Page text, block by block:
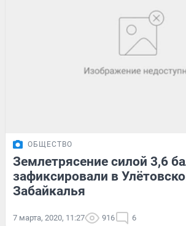
ОБЩЕСТВО
Землетрясение силой 3,6
зафиксировали в
Забайкалья
7 марта, 2020, 11:27 916 6